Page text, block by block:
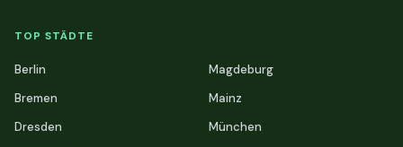
TOP STÄDTE
Berlin
Bremen
Dresden
Magdeburg
Mainz
München